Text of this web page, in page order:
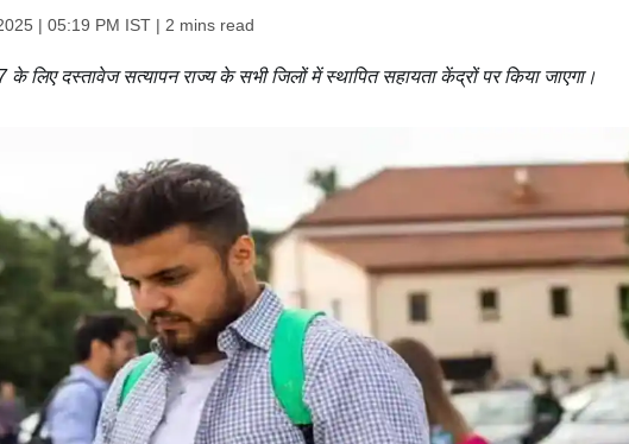
| 05:19 PM IST| 2 mins read
लिए दस्तावेज सत्यापन राज्य के सभी जिलों में स्थापित सहायता केंद्रों पर किया जाएगा।